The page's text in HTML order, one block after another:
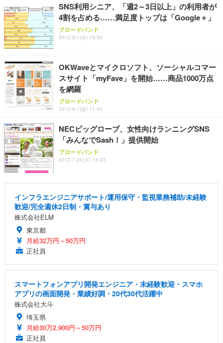
務用 おしゃれ パソコンチェア (ホワイト)
ANDWINT オフィスチェア デスクチェア 肘なし メ
ッシュ 通気性 ランバーサポート付き 腰サポート ガ
ス圧無段階昇降 360度回転 キャスター付き コンパク
【MiniLED/24.5inch/280Hz/FHD】GRAPHT THE S
HOOTER Gaming Monitor 24” Essential ゲーミン
グモニター QD 24.5インチ 1ms FHD 量子ドット 残
アイリスオーヤマ ペットシーツ 超厚型 お徳用 レギ
ュラー 200枚入【Amazon.co.jp限定】
SNS利用シニア、「週2～3日以上」の利用者が
4割を占める……満足度トップは「Google＋」
ブロードバンド
2012.8.1(水) 18:56
OKWaveとマイクロソフト、ソーシャルコマー
スサイト「myFave」を開始……商品1000万点
を網羅
ブロードバンド
2012.6.1(金) 11:43
NECビッグローブ、女性向けランニングSNS
「みんなでSash！」提供開始
ブロードバンド
2012.7.24(火) 14:33
インフラエンジニアサポート/運用保守・監視業務補助/未経験
歓迎/完全週休2日制・賞与あり
株式会社ELM
東京都
月給32万円～50万円
正社員
スマートフォンアプリ開発エンジニア・未経験歓迎・スマホ
アプリの画面開発・業績好調・20代30代活躍中
株式会社大斗
埼玉県
月給30万2,900円～50万円
正社員